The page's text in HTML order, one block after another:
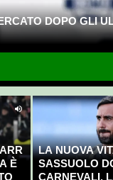
DOPO GLI
È
LA NUOVA
SASSUOLO
CARNEVALI.